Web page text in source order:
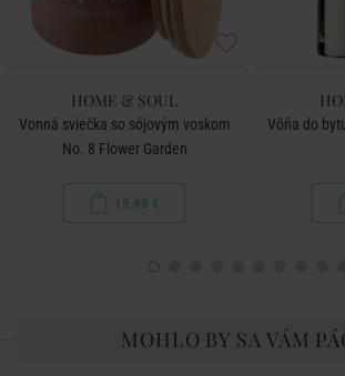
HOME & SOUL
Vonná sviečka so sójovým voskom
No. 8 Flower Garden
15,99 €
Vôňa do
MOHLO BY SA VÁM